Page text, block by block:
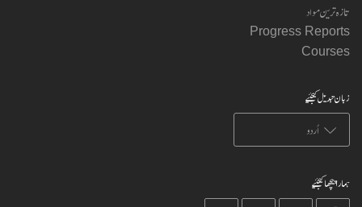
تازہ ترین مواد
Progress Reports
Courses
زبان تبدیل کیجئیے
ہمارا پیچھا کیجئیے